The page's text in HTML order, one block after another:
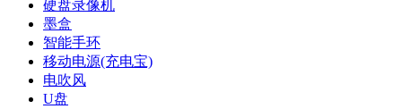
硬盘录像机
墨盒
智能手环
移动电源(充电宝)
电吹风
U盘